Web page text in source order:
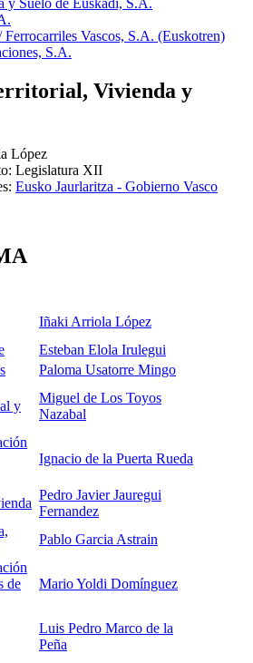
Suelo de Euskadi, S.A.
Vascos, S.A. (Euskotren)
S.A.
Vivienda y
López
: Legislatura XII
: Eusko Jaurlaritza - Gobierno Vasco
Iñaki Arriola López
Esteban Elola Irulegui
Paloma Usatorre Mingo
y
Miguel de Los Toyos
Nazabal
Ignacio de la Puerta Rueda
Pedro Javier Jauregui
Fernandez
Pablo Garcia Astrain
de
Mario Yoldi Domínguez
Luis Pedro Marco de la
Peña